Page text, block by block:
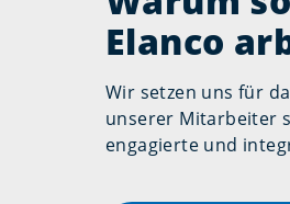
Elanco
Wir setzen uns für
unserer Mitarbeiter
engagierte und